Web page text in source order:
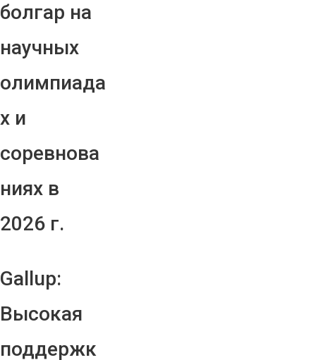
болгар на
научных
олимпиада
х и
соревнова
ниях в
2026 г.
Gallup:
Высокая
поддержк